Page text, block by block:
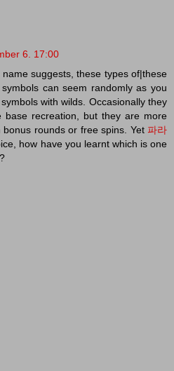
6. 17:00
suggests, these types of|these
can seem randomly as you
with wilds. Occasionally they
recreation, but they are more
bonus rounds or free spins. Yet 파라
how have you learnt which is one